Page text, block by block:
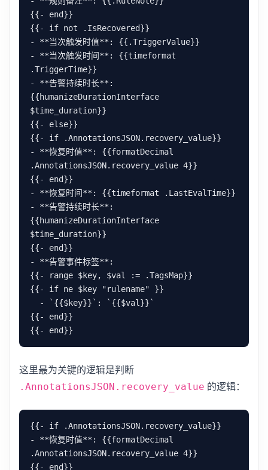
{{- end}}
{{- if not .IsRecovered}}
- **当次触发时值**: {{.TriggerValue}}
- **当次触发时间**: {{timeformat
.TriggerTime}}
- **告警持续时长**:
{{humanizeDurationInterface
$time_duration}}
{{- else}}
{{- if .AnnotationsJSON.recovery_value}}
- **恢复时值**: {{formatDecimal
.AnnotationsJSON.recovery_value 4}}
{{- end}}
- **恢复时间**: {{timeformat .LastEvalTime}}
- **告警持续时长**:
{{humanizeDurationInterface
$time_duration}}
{{- end}}
- **告警事件标签**:
{{- range $key, $val := .TagsMap}}
{{- if ne $key "rulename" }}
{{- end}}
这里最为关键的逻辑是判断
.AnnotationsJSON.recovery_value 的逻辑：
{{- if .AnnotationsJSON.recovery_value}}
- **恢复时值**: {{formatDecimal
.AnnotationsJSON.recovery_value 4}}